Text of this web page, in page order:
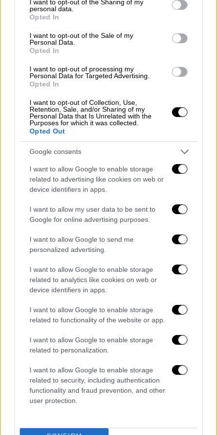
not limited to your visit or usage behaviour. You may click to
grant or deny consent to Google and its third-party tags to
use your data for below specified purposes in below Google
consent section.
I want to opt-out of the Sharing of my
personal data.
Opted In
I want to opt-out of the Sale of my
Personal Data.
Opted In
I want to opt-out of processing my
Personal Data for Targeted Advertising.
Opted In
I want to opt-out of Collection, Use,
Retention, Sale, and/or Sharing of my
Personal Data that Is Unrelated with the
Purposes for which it was collected.
Opted Out
Google consents
I want to allow Google to enable storage
related to advertising like cookies on web or
device identifiers in apps.
I want to allow my user data to be sent to
Google for online advertising purposes.
I want to allow Google to send me
personalized advertising.
I want to allow Google to enable storage
related to analytics like cookies on web or
device identifiers in apps.
I want to allow Google to enable storage
related to functionality of the website or app.
I want to allow Google to enable storage
related to personalization.
I want to allow Google to enable storage
related to security, including authentication
functionality and fraud prevention, and other
user protection.
Στη συνέχεια, ενημερώθηκε, η Λιμενική Αρχή,
για ύπαρξη σορού και στη θαλάσσια περιοχή
Αγιασσού Νάξου. Στελέχη της οικείας
Λιμενικής Αρχής μετέβησαν στο σημείο,
όπου με τη συνδρομή στελεχών του ΕΚΑΒ
και του Αστυνομικού Τμήματος Νάξου
ανέσυραν τη σορό ενός κοριτσιού, 10 με 13
ετών περίπου και ύψους 1,50 μ.
ενημερώθηκε και για ύπαρξη μίας τρίτης
σορού στη θαλάσσια περιοχή Βαθύ Αγιασσού
μετέβησαν στελέχη της οικείας Λιμενικής
Αρχής, όπου με τη συνδρομή στελεχών του
ΕΚΑΒ ανέσυραν τη σορό άνδρα, αγνώστων
λοιπών στοιχείων, 20 - 25 ετών περίπου και
Οι τρείς σοροί πρόκειται να μεταφερθούν
στην Ιατροδικαστική Υπηρεσία Πειραιά,
προκειμένου να διενεργηθούν νεκροψίες-
νεκροτομές, ενώ προανάκριση διενεργείται
από την οικεία Λιμενική Αρχή.
Ελλάδα|25.12.2021 20:36
Υγρός τάφος οι ακτές του Αιγαίου -